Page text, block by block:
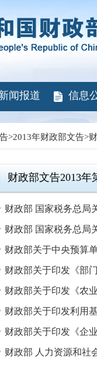
闻报道 信息
>2013年财政部文告>
财政部文告2013年
财政部 国家税务总局
财政部 国家税务总局
财政部关于中央预算
财政部关于印发《部
财政部关于印发《农
财政部关于印发利用
财政部关于印发《企
财政部 人力资源和社